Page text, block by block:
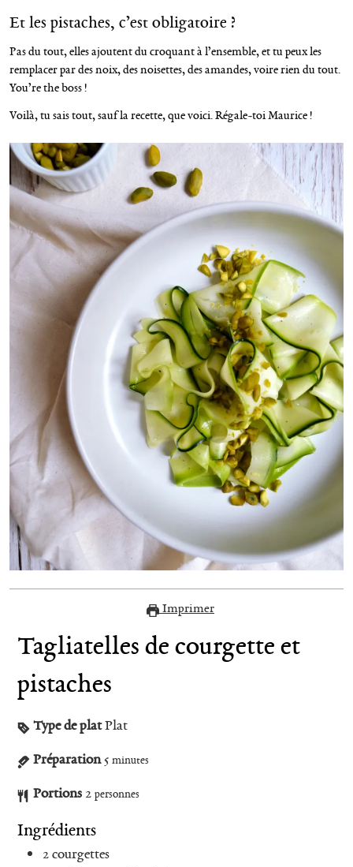
Et les pistaches, c’est obligatoire ?
Pas du tout, elles ajoutent du croquant à l’ensemble, et tu peux les
remplacer par des noix, des noisettes, des amandes, voire rien du tout.
You’re the boss !
Voilà, tu sais tout, sauf la recette, que voici. Régale-toi Maurice !
Imprimer
Tagliatelles de courgette et
pistaches
Type de platPlat
Préparation5 minutes
Portions 2 personnes
Ingrédients
2courgettes